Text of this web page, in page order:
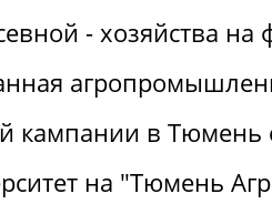
- хозяйства
кампании в Тюмень
на "Тюмень